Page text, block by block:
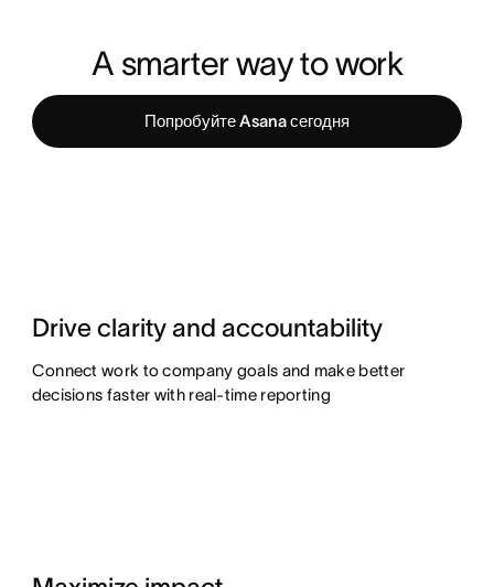
A smarter way to work
Попробуйте Asana сегодня
Drive clarity and accountability
Connect work to company goals and make better
decisions faster with real-time reporting